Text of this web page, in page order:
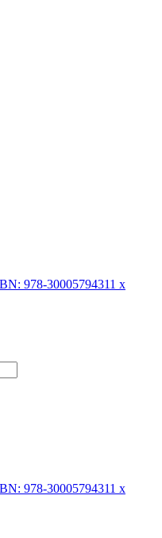
978-30005794311 x
978-30005794311 x